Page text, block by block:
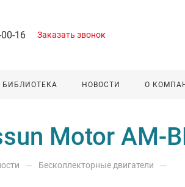
16 Заказать звонок
БИБЛИОТЕКА НОВОСТИ О
Motor AM-
— Бесколлекторные двигатели —